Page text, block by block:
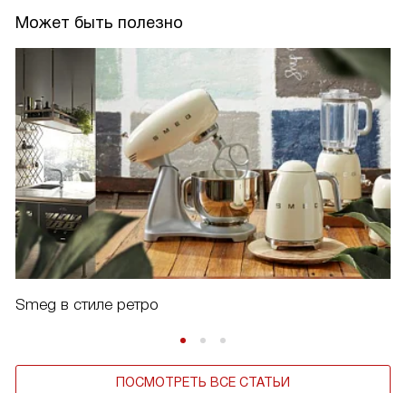
Может быть полезно
Smeg в стиле ретро
ПОСМОТРЕТЬ ВСЕ СТАТЬИ